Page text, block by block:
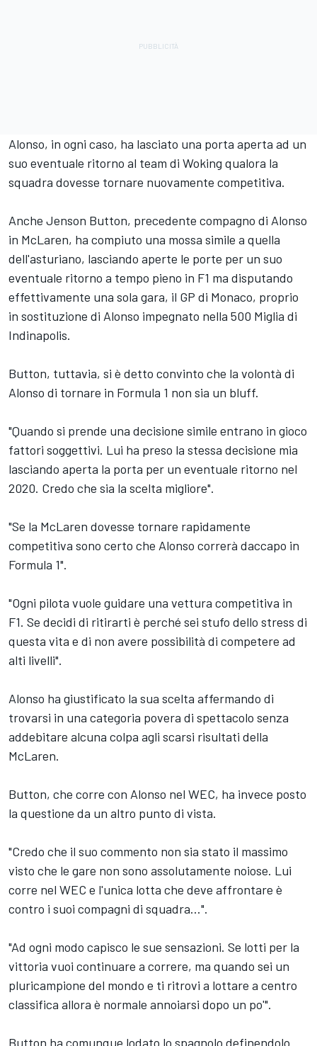
Alonso, in ogni caso, ha lasciato una porta aperta ad un
suo eventuale ritorno al team di Woking qualora la
squadra dovesse tornare nuovamente competitiva.
Anche Jenson Button, precedente compagno di Alonso
in McLaren, ha compiuto una mossa simile a quella
dell'asturiano, lasciando aperte le porte per un suo
eventuale ritorno a tempo pieno in F1 ma disputando
effettivamente una sola gara, il GP di Monaco, proprio
in sostituzione di Alonso impegnato nella 500 Miglia di
Indinapolis.
Button, tuttavia, si è detto convinto che la volontà di
Alonso di tornare in Formula 1 non sia un bluff.
"Quando si prende una decisione simile entrano in gioco
fattori soggettivi. Lui ha preso la stessa decisione mia
lasciando aperta la porta per un eventuale ritorno nel
2020. Credo che sia la scelta migliore".
"Se la McLaren dovesse tornare rapidamente
competitiva sono certo che Alonso correrà daccapo in
Formula 1".
"Ogni pilota vuole guidare una vettura competitiva in
F1. Se decidi di ritirarti è perché sei stufo dello stress di
questa vita e di non avere possibilità di competere ad
alti livelli".
Alonso ha giustificato la sua scelta affermando di
trovarsi in una categoria povera di spettacolo senza
addebitare alcuna colpa agli scarsi risultati della
McLaren.
Button, che corre con Alonso nel WEC, ha invece posto
la questione da un altro punto di vista.
"Credo che il suo commento non sia stato il massimo
visto che le gare non sono assolutamente noiose. Lui
corre nel WEC e l'unica lotta che deve affrontare è
contro i suoi compagni di squadra...".
"Ad ogni modo capisco le sue sensazioni. Se lotti per la
vittoria vuoi continuare a correre, ma quando sei un
pluricampione del mondo e ti ritrovi a lottare a centro
classifica allora è normale annoiarsi dopo un po'".
Button ha comunque lodato lo spagnolo definendolo